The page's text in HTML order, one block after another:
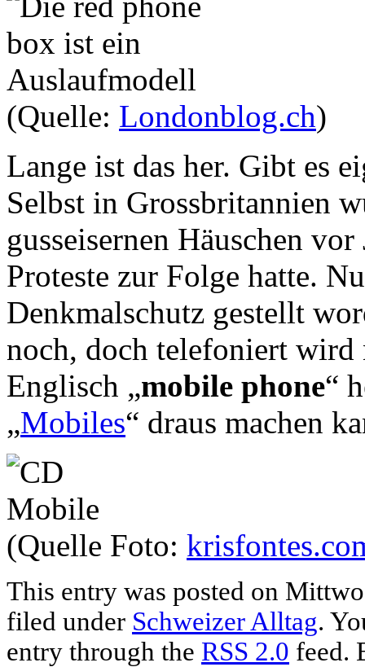
(Quelle: Londonblog.ch)
Lange ist das her. Gibt es
Selbst in Grossbritannien
gusseisernen Häuschen
Proteste zur Folge hatte.
Denkmalschutz gestellt
noch, doch telefoniert wird
Englisch „mobile phone“
„Mobiles“ draus machen
(Quelle Foto:
This entry was posted on
filed under Schweizer Alltag.
entry through the RSS 2.0 feed.